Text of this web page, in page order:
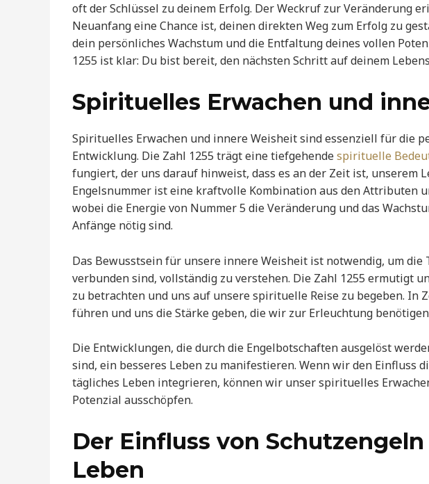
oft der Schlüssel zu deinem Erfolg. Der Weckruf zur Veränderung
Neuanfang eine Chance ist, deinen direkten Weg zum Erfolg zu
dein persönliches Wachstum und die Entfaltung deines vollen
1255 ist klar: Du bist bereit, den nächsten Schritt auf deinem
Spirituelles Erwachen und
Spirituelles Erwachen und innere Weisheit sind essenziell für die
Entwicklung. Die Zahl 1255 trägt eine tiefgehendespirituelle
fungiert, der uns darauf hinweist, dass es an der Zeit ist, unserem
Engelsnummer ist eine kraftvolle Kombination aus den Attributen
wobei die Energie von Nummer 5 die Veränderung und das
Anfänge nötig sind.
Das Bewusstsein für unsere innere Weisheit ist notwendig, um die
verbunden sind, vollständig zu verstehen. Die Zahl 1255 ermutigt
zu betrachten und uns auf unsere spirituelle Reise zu begeben. In
führen und uns die Stärke geben, die wir zur Erleuchtung
Die Entwicklungen, die durch die Engelbotschaften ausgelöst
sind, ein besseres Leben zu manifestieren. Wenn wir den Einfluss
tägliches Leben integrieren, können wir unser spirituelles
Potenzial ausschöpfen.
Der Einfluss von
Leben